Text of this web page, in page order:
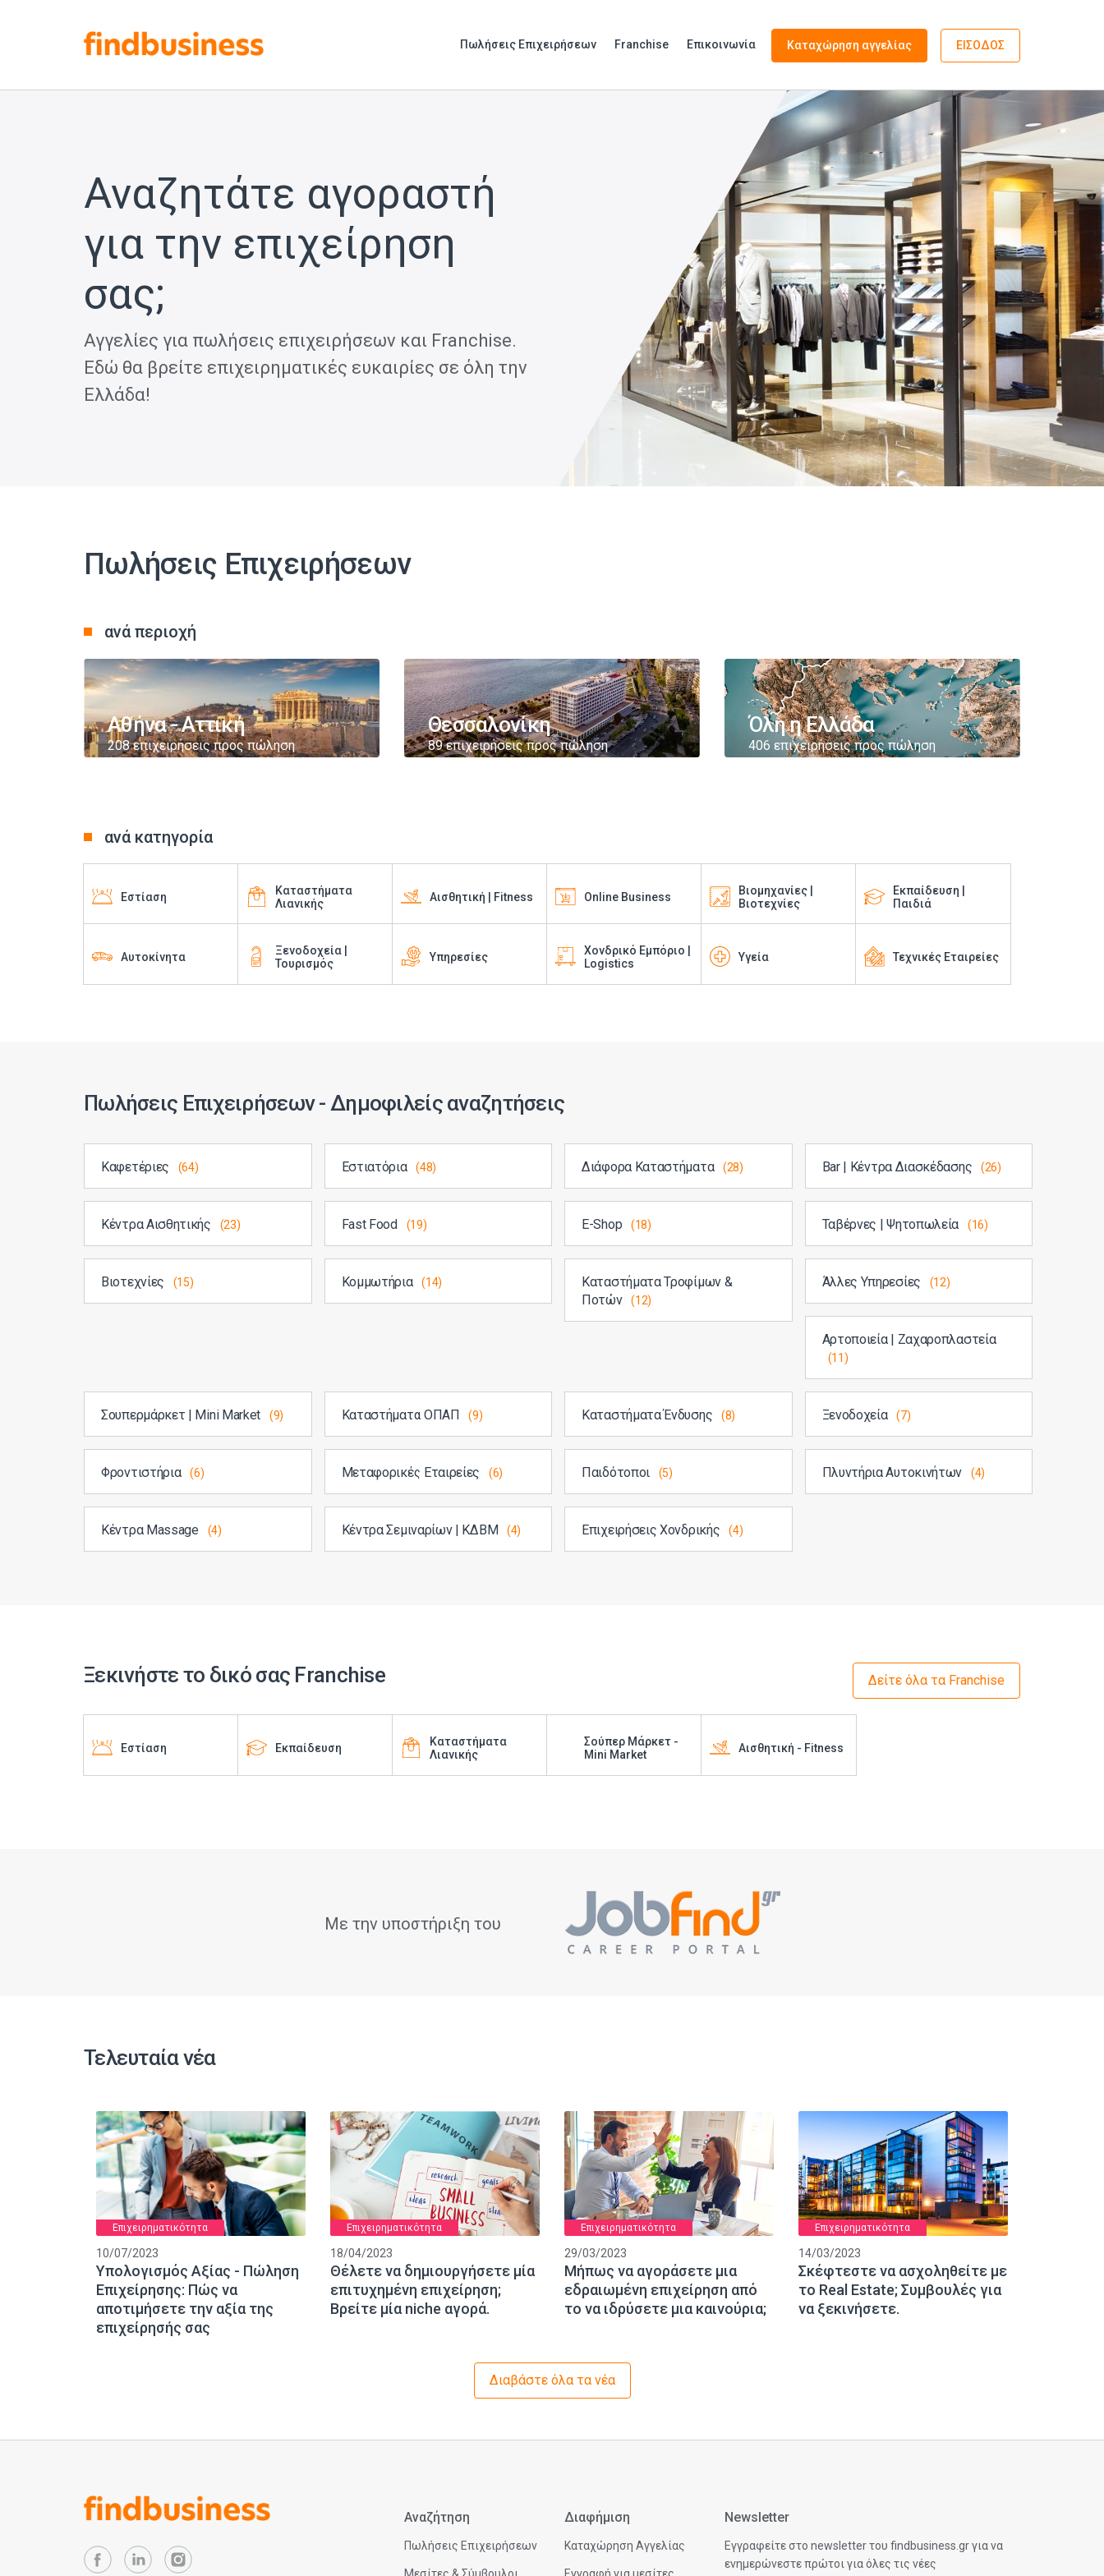
Πωλήσεις Επιχειρήσεων Franchise Επικοινωνία Καταχώρηση αγγελίας ΕΙΣΟΔΟΣ
Αναζητάτε αγοραστή
για την επιχείρηση
σας;
Αγγελίες για πωλήσεις επιχειρήσεων και Franchise.
Εδώ θα βρείτε επιχειρηματικές ευκαιρίες σε όλη την
Ελλάδα!
Πωλήσεις Επιχειρήσεων
ανά περιοχή
Αθήνα - Αττική
208 επιχειρήσεις προς πώληση
Θεσσαλονίκη
89 επιχειρήσεις προς πώληση
Όλη η Ελλάδα
406 επιχειρήσεις προς πώληση
ανά κατηγορία
Εστίαση
Καταστήματα
Λιανικής
Αισθητική | Fitness Online Business
Βιομηχανίες |
Βιοτεχνίες
Εκπαίδευση |
Παιδιά
Αυτοκίνητα
Ξενοδοχεία |
Τουρισμός
Υπηρεσίες
Χονδρικό Εμπόριο |
Logistics
Υγεία Τεχνικές Εταιρείες
Πωλήσεις Επιχειρήσεων - Δημοφιλείς αναζητήσεις
Καφετέριες (64) Εστιατόρια (48) Διάφορα Καταστήματα (28) Bar | Κέντρα Διασκέδασης (26)
Κέντρα Αισθητικής (23) Fast Food (19) E-Shop (18) Ταβέρνες | Ψητοπωλεία (16)
Βιοτεχνίες (15) Κομμωτήρια (14)
Καταστήματα Τροφίμων &
Ποτών
(12)
Άλλες Υπηρεσίες (12)
Αρτοποιεία | Ζαχαροπλαστεία
(11)
Σουπερμάρκετ | Mini Market (9) Καταστήματα ΟΠΑΠ (9) Καταστήματα Ένδυσης (8) Ξενοδοχεία (7)
Φροντιστήρια (6) Μεταφορικές Εταιρείες (6) Παιδότοποι (5) Πλυντήρια Αυτοκινήτων (4)
Κέντρα Massage (4) Κέντρα Σεμιναρίων | ΚΔΒΜ (4) Επιχειρήσεις Χονδρικής (4)
Ξεκινήστε το δικό σας Franchise Δείτε όλα τα Franchise
Εστίαση Εκπαίδευση
Καταστήματα
Λιανικής
Σούπερ Μάρκετ -
Mini Market
Αισθητική - Fitness
Με την υποστήριξη του
Τελευταία νέα
Επιχειρηματικότητα
10/07/2023
Υπολογισμός Αξίας - Πώληση
Επιχείρησης: Πώς να
αποτιμήσετε την αξία της
επιχείρησής σας
Επιχειρηματικότητα
18/04/2023
Θέλετε να δημιουργήσετε μία
επιτυχημένη επιχείρηση;
Βρείτε μία niche αγορά.
Επιχειρηματικότητα
29/03/2023
Μήπως να αγοράσετε μια
εδραιωμένη επιχείρηση από
το να ιδρύσετε μια καινούρια;
Επιχειρηματικότητα
14/03/2023
Σκέφτεστε να ασχοληθείτε με
το Real Estate; Συμβουλές για
να ξεκινήσετε.
Διαβάστε όλα τα νέα
Newsletter
Εγγραφείτε στο newsletter του findbusiness.gr για να
ενημερώνεστε πρώτοι για όλες τις νέες
Αναζήτηση
Πωλήσεις Επιχειρήσεων
Διαφήμιση
Καταχώρηση Αγγελίας